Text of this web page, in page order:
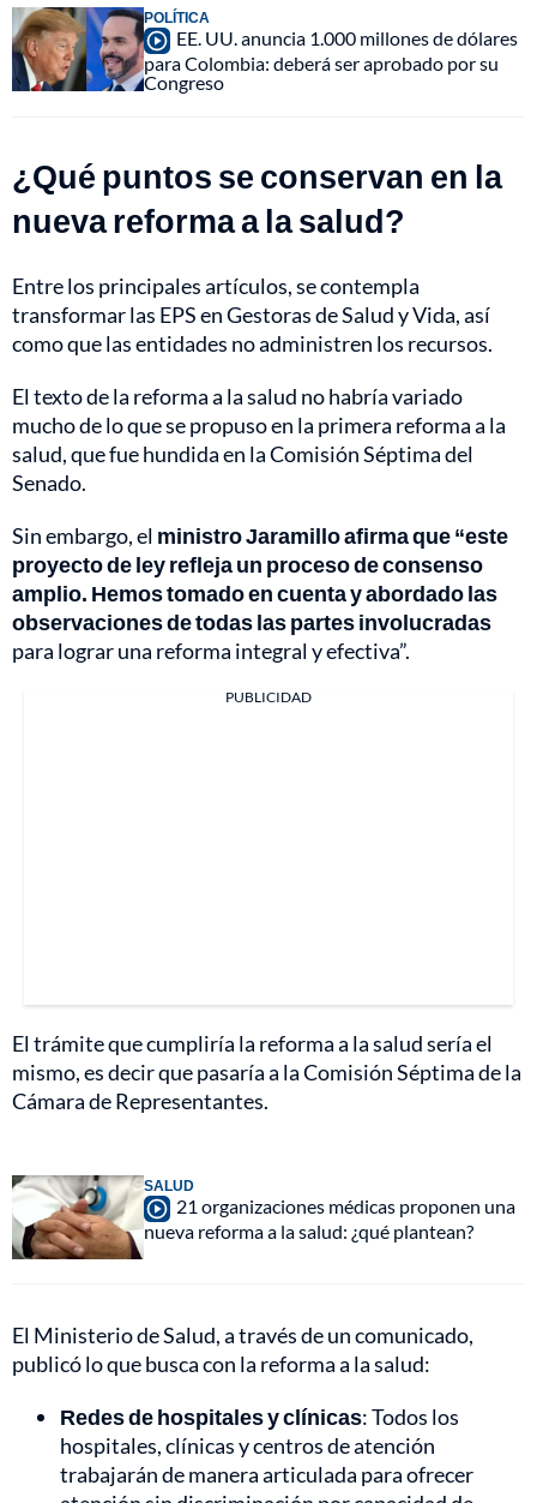
POLÍTICA
EE. UU. anuncia 1.000 millones de dólares
para Colombia: deberá ser aprobado por su
Congreso
¿Qué puntos se conservan en la
nueva reforma a la salud?
Entre los principales artículos, se contempla
transformar las EPS en Gestoras de Salud y Vida, así
como que las entidades no administren los recursos.
El texto de la reforma a la salud no habría variado
mucho de lo que se propuso en la primera reforma a la
salud, que fue hundida en la Comisión Séptima del
Senado.
Sin embargo, el ministro Jaramillo afirma que “este
proyecto de ley refleja un proceso de consenso
amplio. Hemos tomado en cuenta y abordado las
observaciones de todas las partes involucradas
para lograr una reforma integral y efectiva”.
PUBLICIDAD
El trámite que cumpliría la reforma a la salud sería el
mismo, es decir que pasaría a la Comisión Séptima de la
Cámara de Representantes.
SALUD
21 organizaciones médicas proponen una
nueva reforma a la salud: ¿qué plantean?
El Ministerio de Salud, a través de un comunicado,
publicó lo que busca con la reforma a la salud:
Redes de hospitales y clínicas: Todos los
hospitales, clínicas y centros de atención
trabajarán de manera articulada para ofrecer